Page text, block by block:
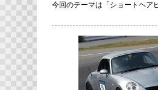
今回のテーマは「ショートヘア